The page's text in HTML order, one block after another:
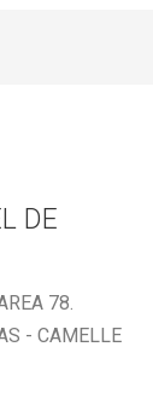
DE
78.
- CAMELLE